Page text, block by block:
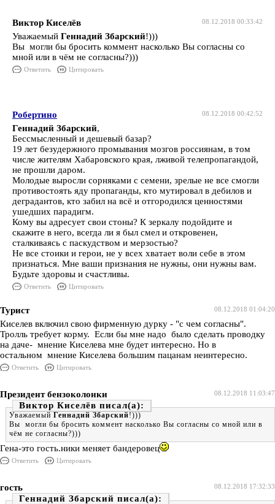
08.12.2018 00:33:42
Виктор Киселёв
Уважаемый Геннадий Збарский!)))
Вы могли бы бросить коммент насколько Вы согласны со
мной или в чём не согласны?)))
Ответить Цитировать
08.12.2018 00:42:52
Робертино
Геннадий Збарский,
Бессмысленный и дешевый базар?
19 лет безудержного промывания мозгов россиянам, в том
числе жителям Хабаровского края, лживой телепропагандой,
не прошли даром.
Молодые выросли сорняками с семени, зрелые не все смогли
противостоять яду пропаганды, кто мутировал в дебилов и
деградантов, кто забил на всё и отгородился ценностями
ушедших парадигм.
Кому вы адресует свои стоны? К зеркалу подойдите и
скажите в него, всегда ли я был смел и откровенен,
сталкиваясь с паскудством и мерзостью?
Не все стоики и герои, не у всех хватает воли себе в этом
признаться. Мне ваши признания не нужны, они нужны вам.
Будьте здоровы и счастливы.
Ответить Цитировать
08.12.2018 01:04:20
Турист
Киселев включил свою фирменную дурку - "с чем согласны".
Тролль требует корму. Если бы мне надо было сделать проводку
на даче- мнение Киселева мне будет интересно. Но в
остальном мнение Киселева большим пацанам неинтересно.
Ответить Цитировать
08.12.2018 11:03:47
Президент бензоколонки
Виктор Киселёв
Уважаемый Геннадий Збарский!)))
Вы могли бы бросить коммент насколько Вы согласны со мной или в
чём не согласны?)))
Гена-это гость.ники меняет бандеровец
Ответить Цитировать
08.12.2018 17:32:33
гость
Геннадий Збарский